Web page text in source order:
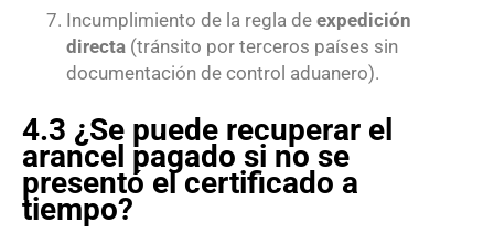
Incumplimiento de la regla de expedición
directa (tránsito por terceros países sin
documentación de control aduanero).
4.3 ¿Se puede recuperar el
arancel pagado si no se
presentó el certificado a
tiempo?